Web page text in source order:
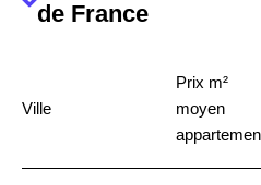
de France
Ville
Prix m²
moyen